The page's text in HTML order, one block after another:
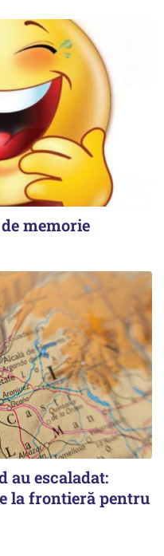
memorie
au escaladat:
la frontieră pentru